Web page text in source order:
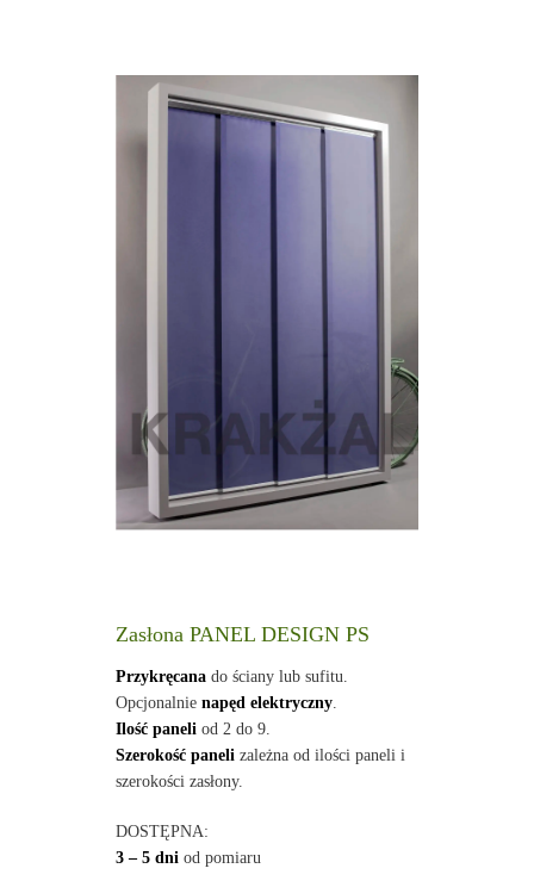
Zasłona PANEL DESIGN PS
Przykręcanado ściany lub sufitu.
Opcjonalnie napęd elektryczny.
Ilość paneliod 2 do 9.
Szerokość panelizależna od ilości paneli i
szerokości zasłony.
DOSTĘPNA:
3 – 5 dniod pomiaru